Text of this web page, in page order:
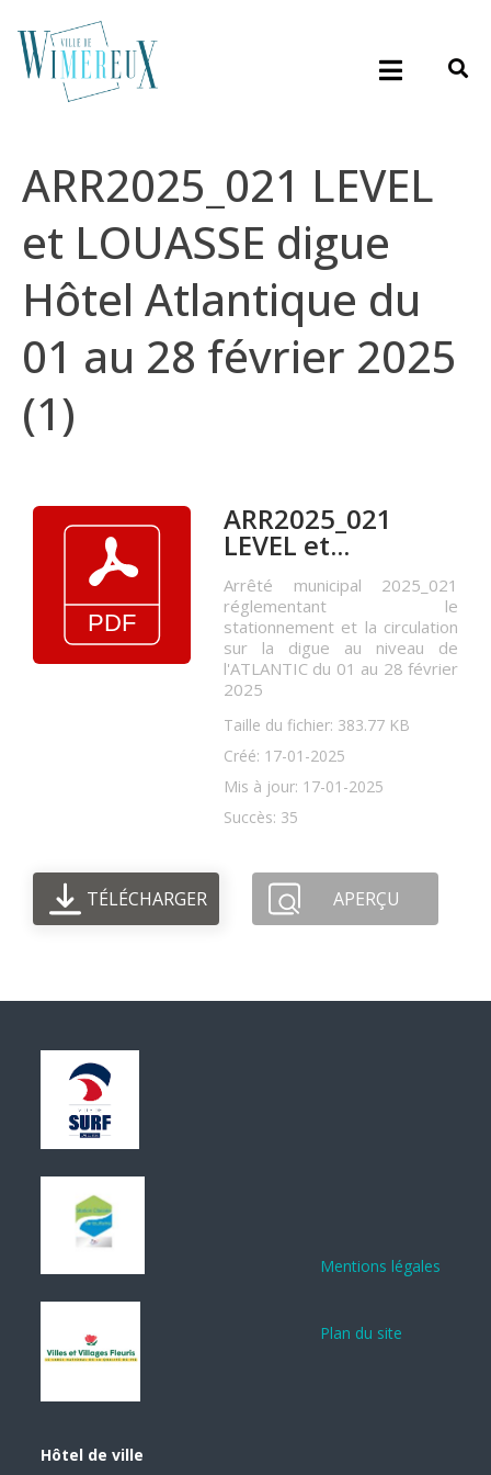
ARR2025_021 LEVEL
et LOUASSE digue
Hôtel Atlantique du
01 au 28 février 2025
(1)
ARR2025_021
LEVEL et...
Arrêté municipal 2025_021
réglementant le
stationnement et la circulation
sur la digue au niveau de
l'ATLANTIC du 01 au 28 février
2025
Taille du fichier: 383.77 KB
Créé: 17-01-2025
Mis à jour: 17-01-2025
Succès: 35
TÉLÉCHARGER APERÇU
Hôtel de ville
Mentions légales
Plan du site